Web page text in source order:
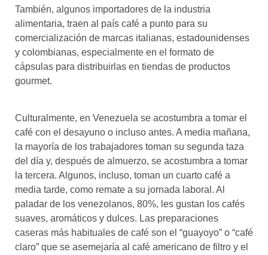
También, algunos importadores de la industria
alimentaria, traen al país café a punto para su
comercialización de marcas italianas, estadounidenses
y colombianas, especialmente en el formato de
cápsulas para distribuirlas en tiendas de productos
gourmet.
Culturalmente, en Venezuela se acostumbra a tomar el
café con el desayuno o incluso antes. A media mañana,
la mayoría de los trabajadores toman su segunda taza
del día y, después de almuerzo, se acostumbra a tomar
la tercera. Algunos, incluso, toman un cuarto café a
media tarde, como remate a su jornada laboral. Al
paladar de los venezolanos, 80%, les gustan los cafés
suaves, aromáticos y dulces. Las preparaciones
caseras más habituales de café son el “guayoyo” o “café
claro” que se asemejaría al café americano de filtro y el